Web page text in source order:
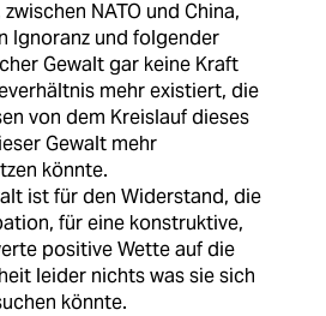
NATO und China,
Ignoranz und folgender
Gewalt gar keine Kraft
mehr existiert, die
von dem Kreislauf dieses
Gewalt mehr
könnte.
ist für den Widerstand, die
für eine konstruktive,
positive Wette auf die
leider nichts was sie sich
könnte.